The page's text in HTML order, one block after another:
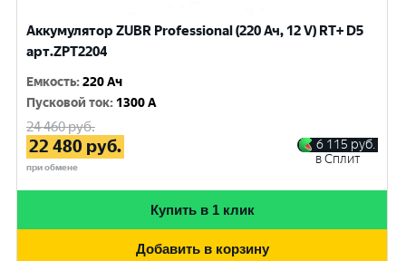
Аккумулятор ZUBR Professional (220 Ач, 12 V) RT+ D5
арт.ZPT2204
Емкость:220 Ач
Пусковой ток: 1300 A
24 460руб.
22 480 руб.
при обмене
6 115 руб.
в Сплит
Купить в 1 клик
Добавить в корзину